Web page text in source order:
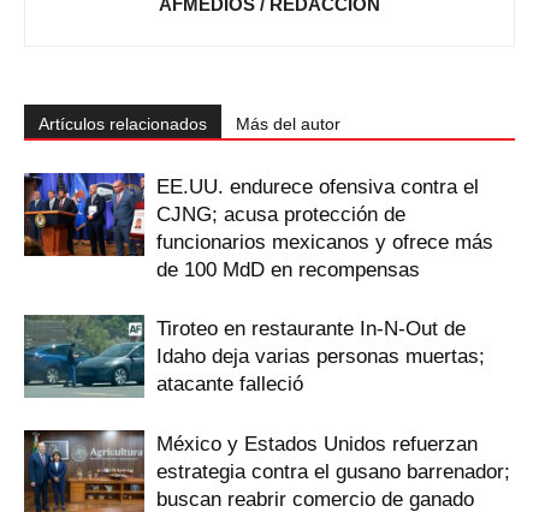
Artículos relacionados Más del autor
EE.UU. endurece ofensiva contra el
CJNG; acusa protección de
funcionarios mexicanos y ofrece más
de 100 MdD en recompensas
Tiroteo en restaurante In-N-Out de
Idaho deja varias personas muertas;
atacante falleció
México y Estados Unidos refuerzan
estrategia contra el gusano barrenador;
buscan reabrir comercio de ganado